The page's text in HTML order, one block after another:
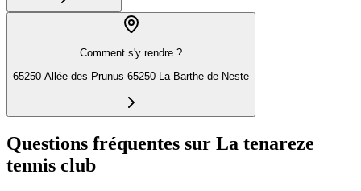
Comment s'y rendre ?
65250 Allée des Prunus 65250 La Barthe-de-Neste
Questions fréquentes sur La tenareze
tennis club